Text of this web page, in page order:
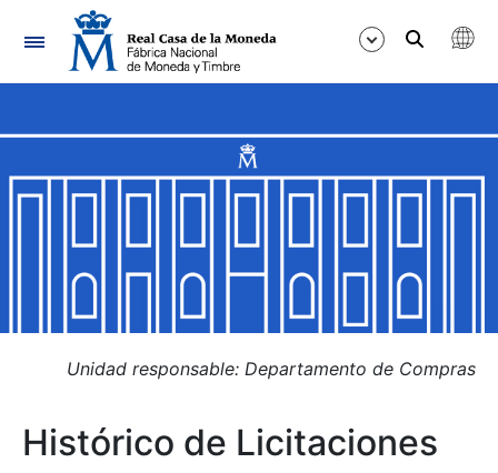
Navegación
Mostrar/Ocultar
Mostrar/Ocultar
Mostrar/Ocultar
Mostrar/Ocultar
Unidad responsable: Departamento de Compras
Histórico de Licitaciones